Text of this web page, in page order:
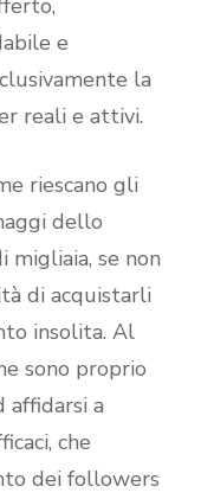
e
la
reali e attivi.
riescano gli
dello
migliaia, se non
di acquistarli
insolita. Al
sono proprio
affidarsi a
che
dei followers